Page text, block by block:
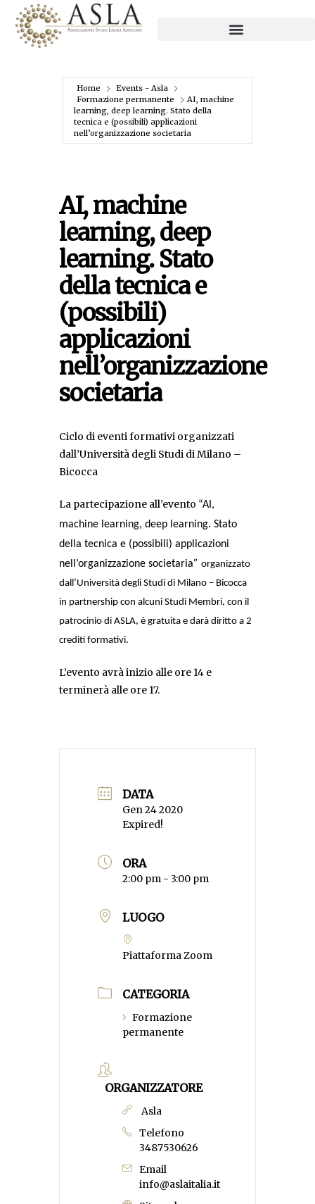
Home
Events - Asla
Formazione permanente
AI, machine
learning, deep learning. Stato della
tecnica e (possibili) applicazioni
nell’organizzazione societaria
AI, machine
learning, deep
learning. Stato
della tecnica e
(possibili)
applicazioni
nell’organizzazione
societaria
Ciclo di eventi formativi organizzati
dall’Università degli Studi di Milano –
Bicocca
La partecipazione all’evento “AI,
machine learning, deep learning. Stato
della tecnica e (possibili) applicazioni
nell’organizzazione societaria” organizzato
dall’Università degli Studi di Milano – Bicocca
in partnership con alcuni Studi Membri, con il
patrocinio di ASLA, è gratuita e darà diritto a 2
crediti formativi.
L’evento avrà inizio alle ore 14 e
terminerà alle ore 17.
DATA
Gen 24 2020
Expired!
ORA
2:00 pm - 3:00 pm
LUOGO
Piattaforma Zoom
CATEGORIA
Formazione
permanente
ORGANIZZATORE
Asla
Telefono
3487530626
Email
info@aslaitalia.it